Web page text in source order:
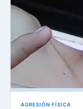
AGRESIÓN FÍSICA